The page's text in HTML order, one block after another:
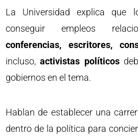
La Universidad explica que
conseguir empleos
conferencias, escritores,
incluso,activistas políticos
gobiernos en el tema.
Hablan de establecer una
dentro de la política para